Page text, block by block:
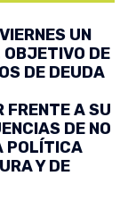
UN
OBJETIVO DE
DE DEUDA
FRENTE A SU
DE NO
POLÍTICA
Y DE